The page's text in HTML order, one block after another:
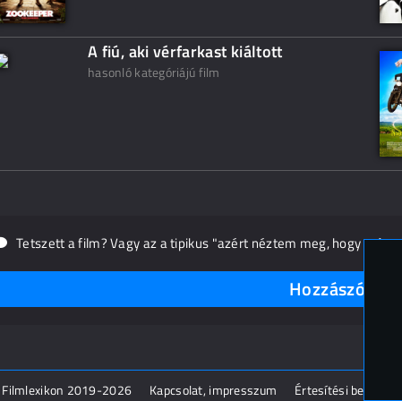
A fiú, aki vérfarkast kiáltott
hasonló kategóriájú film
Tetszett a film? Vagy az a tipikus "azért néztem meg, hogy
2019-2026 Kapcsolat, impresszum Értesítési beállítások